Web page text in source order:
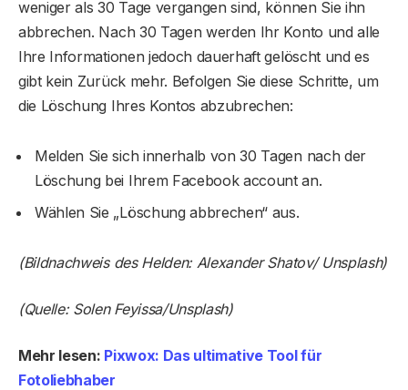
weniger als 30 Tage vergangen sind, können Sie ihn
abbrechen. Nach 30 Tagen werden Ihr Konto und alle
Ihre Informationen jedoch dauerhaft gelöscht und es
gibt kein Zurück mehr. Befolgen Sie diese Schritte, um
die Löschung Ihres Kontos abzubrechen:
Melden Sie sich innerhalb von 30 Tagen nach der
Löschung bei Ihrem Facebook account an.
Wählen Sie „Löschung abbrechen“ aus.
(Bildnachweis des Helden: Alexander Shatov/ Unsplash)
(Quelle: Solen Feyissa/Unsplash)
Mehr lesen: Pixwox: Das ultimative Tool für
Fotoliebhaber